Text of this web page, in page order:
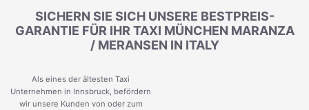
SICHERN SIE SICH UNSERE BESTPREIS-
GARANTIE FÜR IHR TAXI MÜNCHEN MARANZA
/ MERANSEN IN ITALY
Als eines der ältesten Taxi
Unternehmen in Innsbruck, befördern
wir unsere Kunden von oder zum